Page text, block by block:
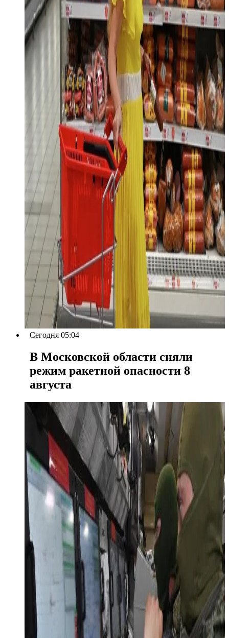
Сегодня 05:04
В Московской области сняли
режим ракетной опасности 8
августа